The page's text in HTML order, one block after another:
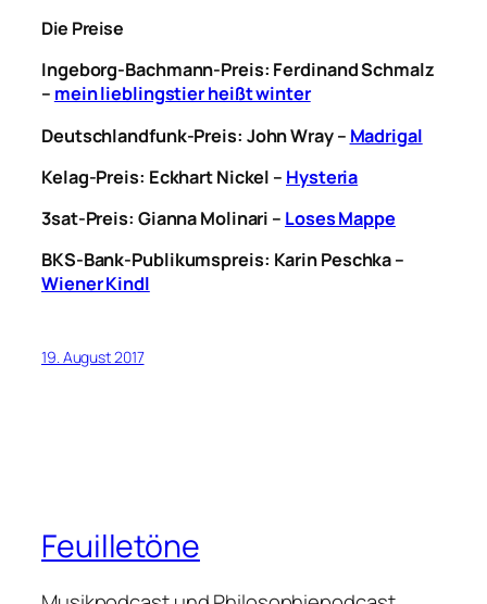
Die Preise
Ingeborg-Bachmann-Preis: Ferdinand Schmalz
– mein lieblingstier heißt winter
Deutschlandfunk-Preis: John Wray – Madrigal
Kelag-Preis: Eckhart Nickel – Hysteria
3sat-Preis: Gianna Molinari – Loses Mappe
BKS-Bank-Publikumspreis: Karin Peschka –
Wiener Kindl
19. August 2017
Feuilletöne